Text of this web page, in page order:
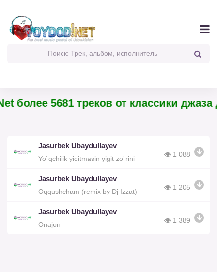
более 5681 треков от классики джаза
Jasurbek Ubaydullayev
Yo`qchilik yiqitmasin yigit zo`rini
1 088
Jasurbek Ubaydullayev
Oqqushcham (remix by Dj Izzat)
1 205
Jasurbek Ubaydullayev
Onajon
1 389